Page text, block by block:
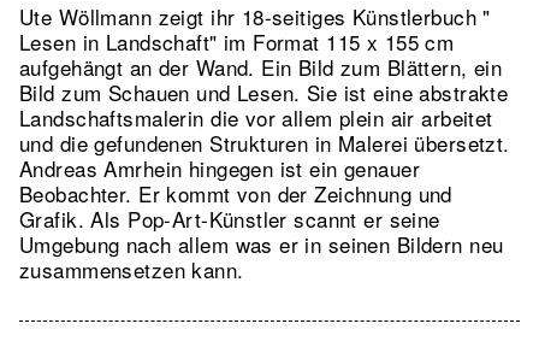
Ute Wöllmann zeigt ihr 18-seitiges Künstlerbuch "
Lesen in Landschaft" im Format 115 x 155 cm
aufgehängt an der Wand. Ein Bild zum Blättern, ein
Bild zum Schauen und Lesen. Sie ist eine abstrakte
Landschaftsmalerin die vor allem plein air arbeitet
und die gefundenen Strukturen in Malerei übersetzt.
Andreas Amrhein hingegen ist ein genauer
Beobachter. Er kommt von der Zeichnung und
Grafik. Als Pop-Art-Künstler scannt er seine
Umgebung nach allem was er in seinen Bildern neu
zusammensetzen kann.